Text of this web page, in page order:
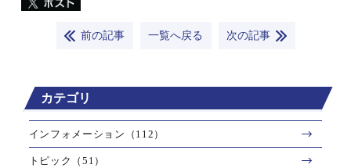
前の記事 一覧へ戻る 次の記事
カテゴリ
インフォメーション（112）
トピック（51）